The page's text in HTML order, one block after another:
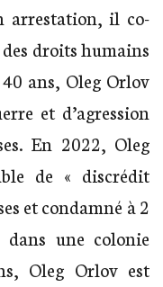
arrestation, il co-
droits humains
ans, Oleg Orlov
et d’agression
En 2022, Oleg
de « discrédit
et condamné à 2
dans une colonie
Oleg Orlov est